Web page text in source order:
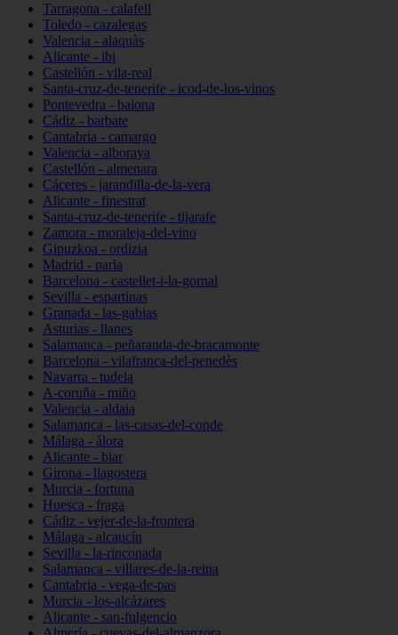
Tarragona - calafell
Toledo - cazalegas
Valencia - alaquàs
Alicante - ibi
Castellón - vila-real
Santa-cruz-de-tenerife - icod-de-los-vinos
Pontevedra - baiona
Cádiz - barbate
Cantabria - camargo
Valencia - alboraya
Castellón - almenara
Cáceres - jarandilla-de-la-vera
Alicante - finestrat
Santa-cruz-de-tenerife - tijarafe
Zamora - moraleja-del-vino
Gipuzkoa - ordizia
Madrid - parla
Barcelona - castellet-i-la-gornal
Sevilla - espartinas
Granada - las-gabias
Asturias - llanes
Salamanca - peñaranda-de-bracamonte
Barcelona - vilafranca-del-penedès
Navarra - tudela
A-coruña - miño
Valencia - aldaia
Salamanca - las-casas-del-conde
Málaga - álora
Alicante - biar
Girona - llagostera
Murcia - fortuna
Huesca - fraga
Cádiz - vejer-de-la-frontera
Málaga - alcaucín
Sevilla - la-rinconada
Salamanca - villares-de-la-reina
Cantabria - vega-de-pas
Murcia - los-alcázares
Alicante - san-fulgencio